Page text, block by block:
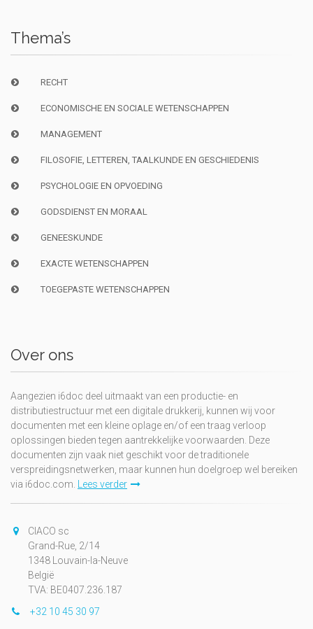
Thema’s
RECHT
ECONOMISCHE EN SOCIALE WETENSCHAPPEN
MANAGEMENT
FILOSOFIE, LETTEREN, TAALKUNDE EN GESCHIEDENIS
PSYCHOLOGIE EN OPVOEDING
GODSDIENST EN MORAAL
GENEESKUNDE
EXACTE WETENSCHAPPEN
TOEGEPASTE WETENSCHAPPEN
Over ons
Aangezien i6doc deel uitmaakt van een productie- en
distributiestructuur met een digitale drukkerij, kunnen wij voor
documenten met een kleine oplage en/of een traag verloop
oplossingen bieden tegen aantrekkelijke voorwaarden. Deze
documenten zijn vaak niet geschikt voor de traditionele
verspreidingsnetwerken, maar kunnen hun doelgroep wel bereiken
via i6doc.com. Lees verder
CIACO sc
Grand-Rue, 2/14
1348 Louvain-la-Neuve
België
TVA: BE0407.236.187
+32 10 45 30 97